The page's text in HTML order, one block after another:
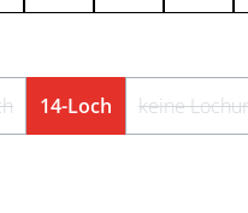
zurzeit nicht verfügbar.)
Option ist zurzeit nicht
14-Loch keine